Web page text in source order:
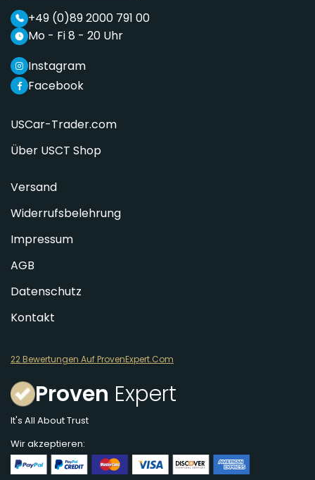
+49 (0)89 2000 791 00
Mo - Fi 8 - 20 Uhr
Facebook
Instagram
USCar-Trader.com
Über USCT Shop
Versand
Widerrufsbelehrung
Impressum
AGB
Datenschutz
Kontakt
22 Bewertungen Auf ProvenExpert.Com
Proven Expert
It's All About Trust
Wir akzeptieren: